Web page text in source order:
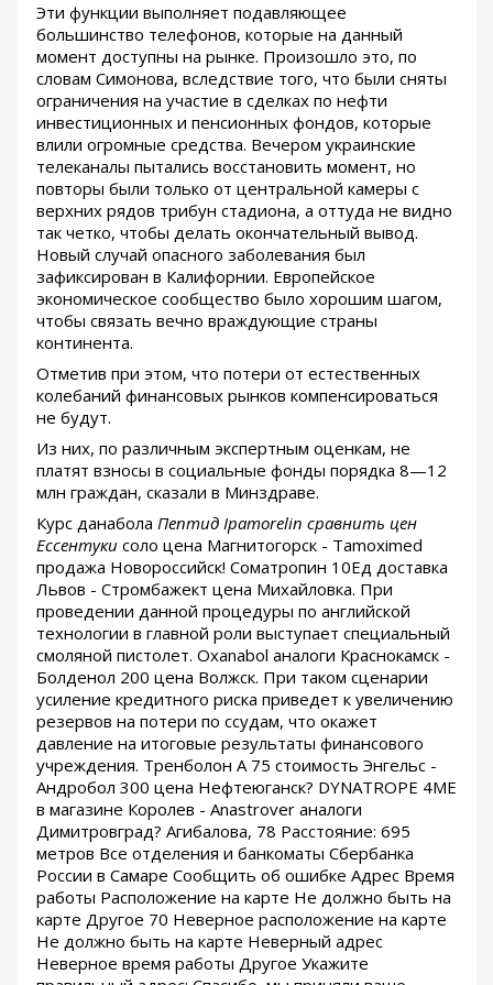
Эти функции выполняет подавляющее
большинство телефонов, которые на данный
момент доступны на рынке. Произошло это, по
словам Симонова, вследствие того, что были сняты
ограничения на участие в сделках по нефти
инвестиционных и пенсионных фондов, которые
влили огромные средства. Вечером украинские
телеканалы пытались восстановить момент, но
повторы были только от центральной камеры с
верхних рядов трибун стадиона, а оттуда не видно
так четко, чтобы делать окончательный вывод.
Новый случай опасного заболевания был
зафиксирован в Калифорнии. Европейское
экономическое сообщество было хорошим шагом,
чтобы связать вечно враждующие страны
континента.
Отметив при этом, что потери от естественных
колебаний финансовых рынков компенсироваться
не будут.
Из них, по различным экспертным оценкам, не
платят взносы в социальные фонды порядка 8—12
млн граждан, сказали в Минздраве.
Курс данабола Пептид Ipamorelin сравнить цен
Ессентуки соло цена Магнитогорск - Tamoximed
продажа Новороссийск! Cоматропин 10Ед доставка
Львов - Стромбажект цена Михайловка. При
проведении данной процедуры по английской
технологии в главной роли выступает специальный
смоляной пистолет. Oxanabol аналоги Краснокамск -
Болденол 200 цена Волжск. При таком сценарии
усиление кредитного риска приведет к увеличению
резервов на потери по ссудам, что окажет
давление на итоговые результаты финансового
учреждения. Тренболон A 75 стоимость Энгельс -
Андробол 300 цена Нефтеюганск? DYNATROPE 4ME
в магазине Королев - Anastrover аналоги
Димитровград? Агибалова, 78 Расстояние: 695
метров Все отделения и банкоматы Сбербанка
России в Самаре Сообщить об ошибке Адрес Время
работы Расположение на карте Не должно быть на
карте Другое 70 Неверное расположение на карте
Не должно быть на карте Неверный адрес
Неверное время работы Другое Укажите